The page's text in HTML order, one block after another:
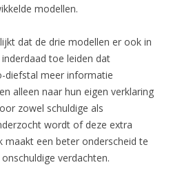
modellen.
dat de drie modellen er ook in
toe leiden dat
diefstal meer informatie
alleen naar hun eigen verklaring
zowel schuldige als
wordt of deze extra
een beter onderscheid te
verdachten.